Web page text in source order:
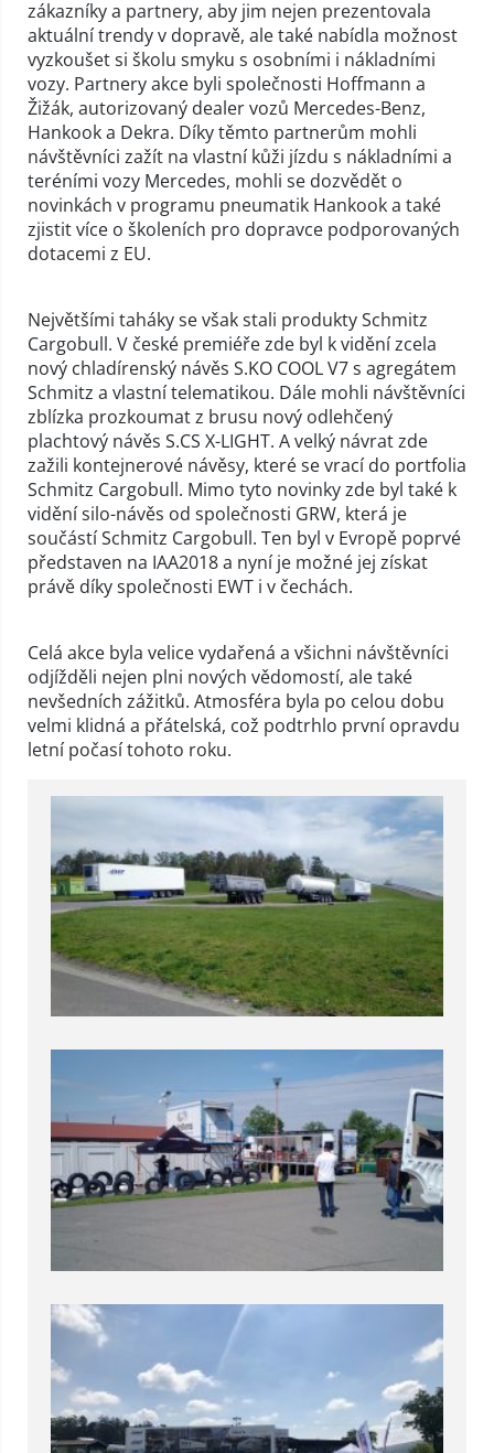
zákazníky a partnery, aby jim nejen prezentovala
aktuální trendy v dopravě, ale také nabídla možnost
vyzkoušet si školu smyku s osobními i nákladními
vozy. Partnery akce byli společnosti Hoffmann a
Žižák, autorizovaný dealer vozů Mercedes-Benz,
Hankook a Dekra. Díky těmto partnerům mohli
návštěvníci zažít na vlastní kůži jízdu s nákladními a
teréními vozy Mercedes, mohli se dozvědět o
novinkách v programu pneumatik Hankook a také
zjistit více o školeních pro dopravce podporovaných
dotacemi z EU.
Největšími taháky se však stali produkty Schmitz
Cargobull. V české premiéře zde byl k vidění zcela
nový chladírenský návěs S.KO COOL V7 s agregátem
Schmitz a vlastní telematikou. Dále mohli návštěvníci
zblízka prozkoumat z brusu nový odlehčený
plachtový návěs S.CS X-LIGHT. A velký návrat zde
zažili kontejnerové návěsy, které se vrací do portfolia
Schmitz Cargobull. Mimo tyto novinky zde byl také k
vidění silo-návěs od společnosti GRW, která je
součástí Schmitz Cargobull. Ten byl v Evropě poprvé
představen na IAA2018 a nyní je možné jej získat
právě díky společnosti EWT i v čechách.
Celá akce byla velice vydařená a všichni návštěvníci
odjížděli nejen plni nových vědomostí, ale také
nevšedních zážitků. Atmosféra byla po celou dobu
velmi klidná a přátelská, což podtrhlo první opravdu
letní počasí tohoto roku.